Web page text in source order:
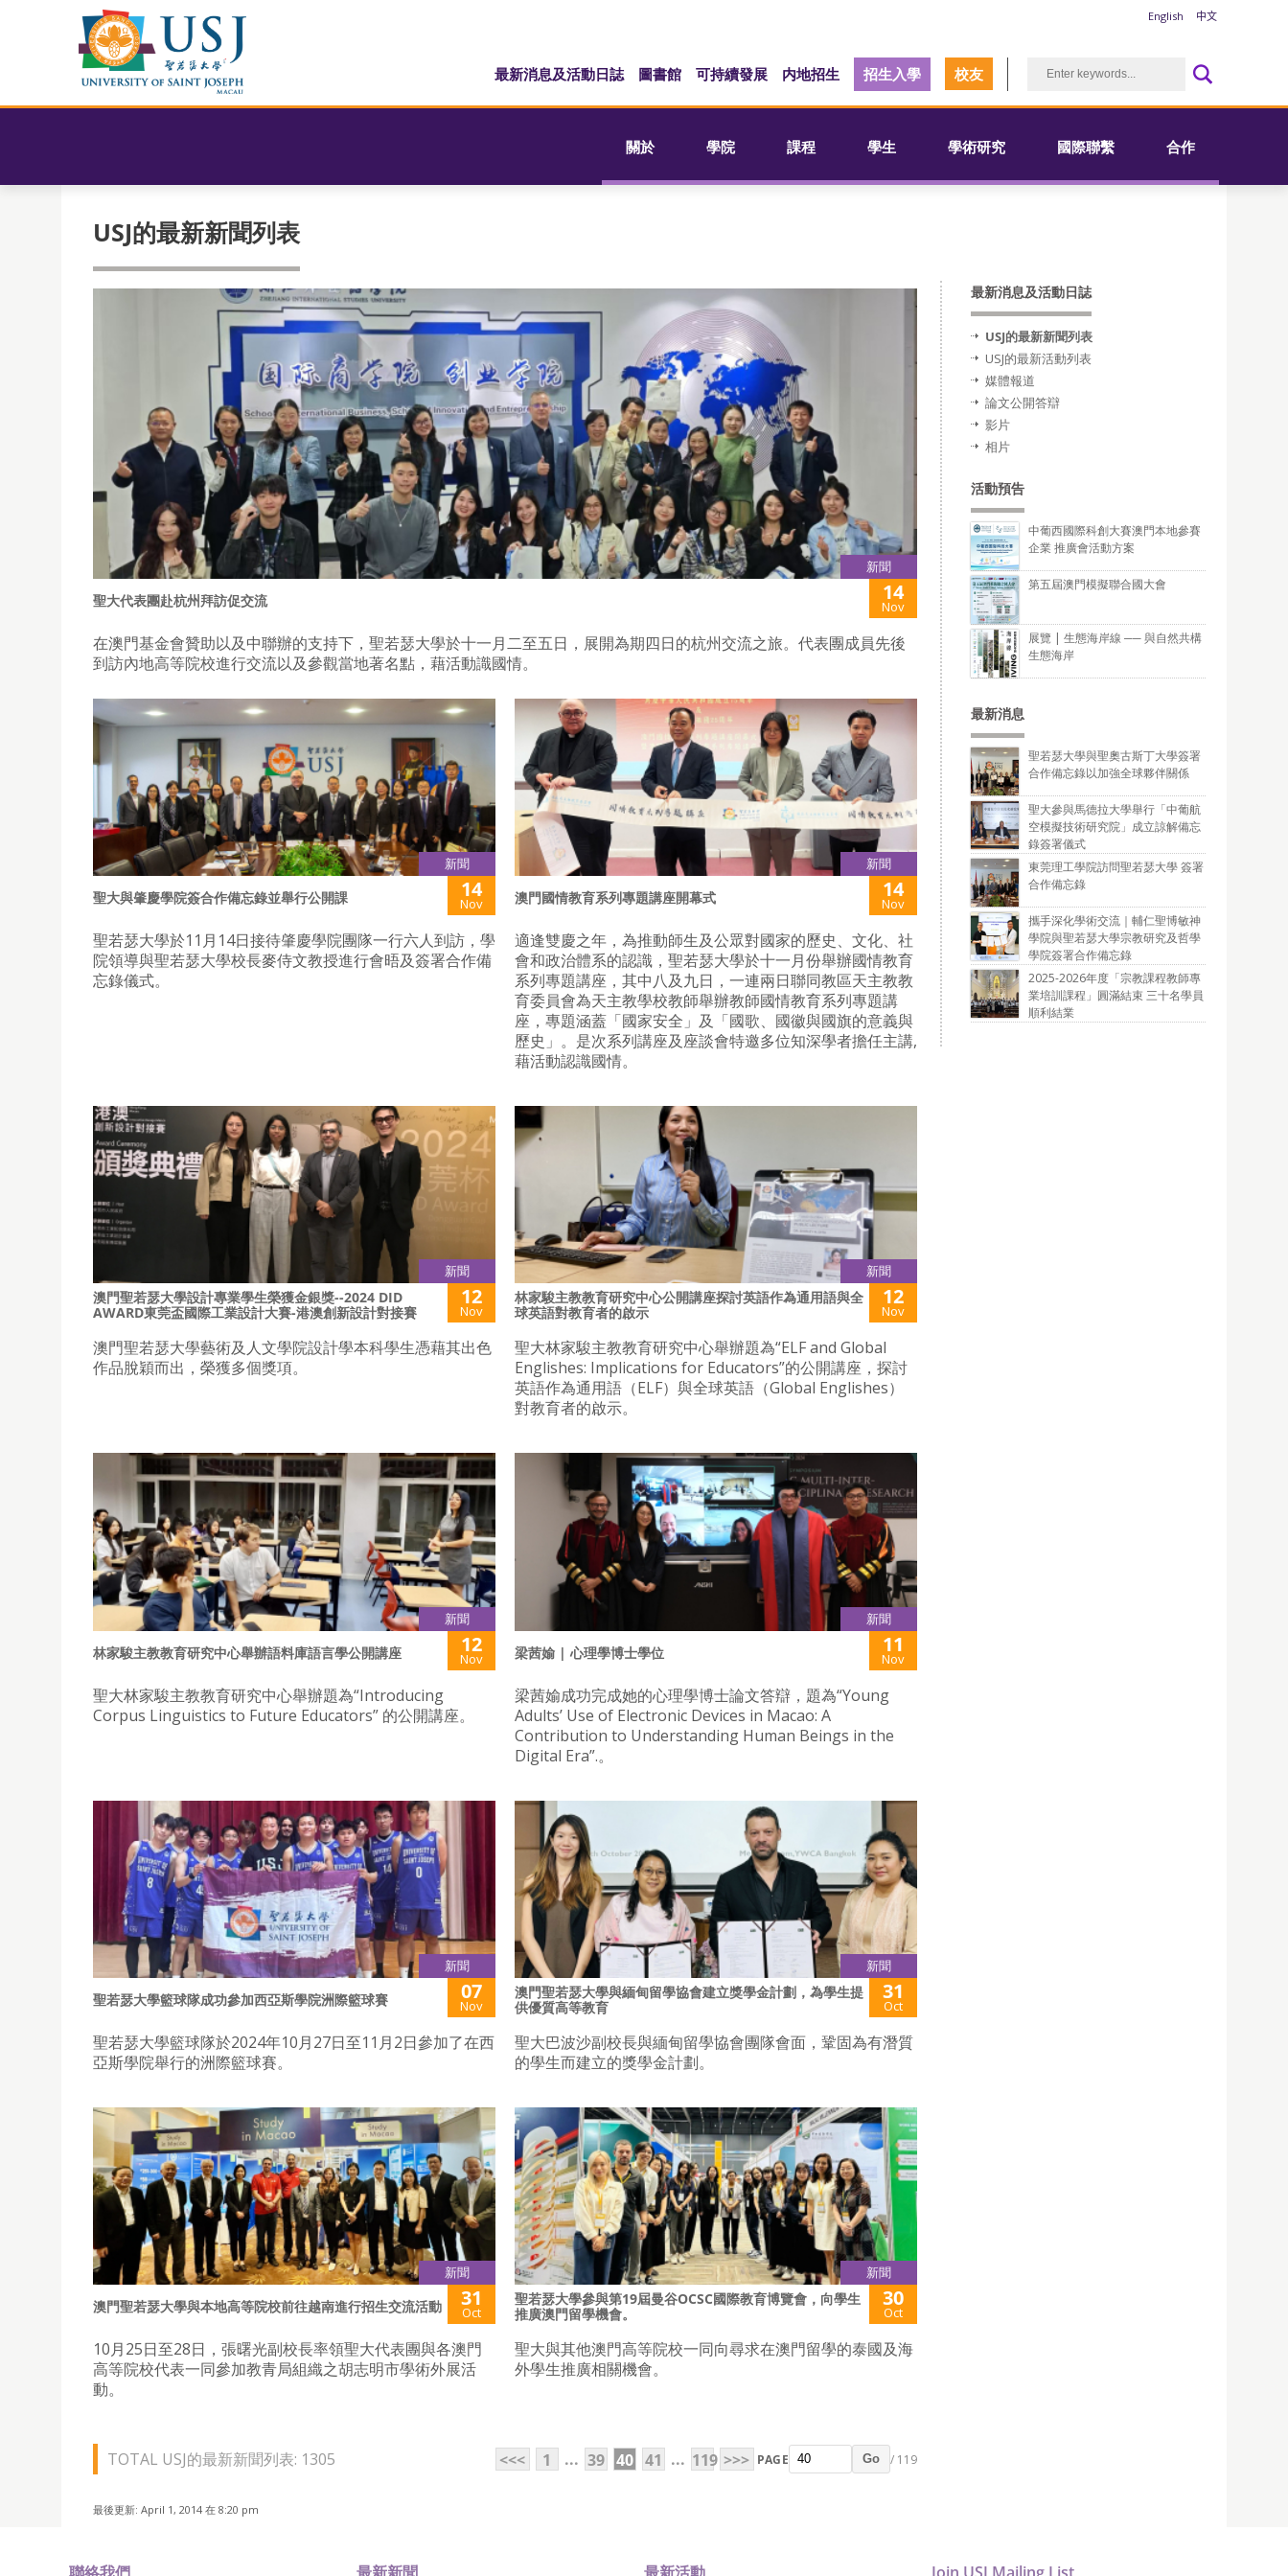
English 中文
最新消息及活動日誌 圖書館 可持續發展 内地招生 招生入學 校友
關於 學院 課程 學生 學術研究 國際聯繫 合作
USJ的最新新聞列表
新聞
聖大代表團赴杭州拜訪促交流 14
Nov
在澳門基金會贊助以及中聯辦的支持下，聖若瑟大學於十一月二至五日，展開為期四日的杭州交流之旅。代表團成員先後
到訪內地高等院校進行交流以及參觀當地著名點，藉活動識國情。
新聞
聖大與肇慶學院簽合作備忘錄並舉行公開課 14
Nov
聖若瑟大學於11月14日接待肇慶學院團隊一行六人到訪，學
院領導與聖若瑟大學校長麥侍文教授進行會晤及簽署合作備
忘錄儀式。
新聞
澳門國情教育系列專題講座開幕式 14
Nov
適逢雙慶之年，為推動師生及公眾對國家的歷史、文化、社
會和政治體系的認識，聖若瑟大學於十一月份舉辦國情教育
系列專題講座，其中八及九日，一連兩日聯同教區天主教教
育委員會為天主教學校教師舉辦教師國情教育系列專題講
座，專題涵蓋「國家安全」及「國歌、國徽與國旗的意義與
歷史」。是次系列講座及座談會特邀多位知深學者擔任主講,
藉活動認識國情。
新聞
澳門聖若瑟大學設計專業學生榮獲金銀獎--2024 DID
AWARD東莞盃國際工業設計大賽-港澳創新設計對接賽
12
Nov
澳門聖若瑟大學藝術及人文學院設計學本科學生憑藉其出色
作品脫穎而出，榮獲多個獎項。
新聞
林家駿主教教育研究中心公開講座探討英語作為通用語與全
球英語對教育者的啟示
12
Nov
聖大林家駿主教教育研究中心舉辦題為“ELF and Global
Englishes: Implications for Educators”的公開講座，探討
英語作為通用語（ELF）與全球英語（Global Englishes）
對教育者的啟示。
新聞
林家駿主教教育研究中心舉辦語料庫語言學公開講座 12
Nov
聖大林家駿主教教育研究中心舉辦題為“Introducing
Corpus Linguistics to Future Educators” 的公開講座。
新聞
梁茜媮 | 心理學博士學位 11
Nov
梁茜媮成功完成她的心理學博士論文答辯，題為“Young
Adults’ Use of Electronic Devices in Macao: A
Contribution to Understanding Human Beings in the
Digital Era”.。
新聞
聖若瑟大學籃球隊成功參加西亞斯學院洲際籃球賽 07
Nov
聖若瑟大學籃球隊於2024年10月27日至11月2日參加了在西
亞斯學院舉行的洲際籃球賽。
新聞
澳門聖若瑟大學與緬甸留學協會建立獎學金計劃，為學生提
供優質高等教育
31
Oct
聖大巴波沙副校長與緬甸留學協會團隊會面，鞏固為有潛質
的學生而建立的獎學金計劃。
新聞
澳門聖若瑟大學與本地高等院校前往越南進行招生交流活動 31
Oct
10月25日至28日，張曙光副校長率領聖大代表團與各澳門
高等院校代表一同參加教青局組織之胡志明市學術外展活
動。
新聞
聖若瑟大學參與第19屆曼谷OCSC國際教育博覽會，向學生
推廣澳門留學機會。
30
Oct
聖大與其他澳門高等院校一同向尋求在澳門留學的泰國及海
外學生推廣相關機會。
TOTAL USJ的最新新聞列表: 1305 <<< 1 ... 39 40 41 ... 119 >>> PAGE Go / 119
最後更新: April 1, 2014 在 8:20 pm
最新消息及活動日誌
USJ的最新新聞列表
USJ的最新活動列表
媒體報道
論文公開答辯
影片
相片
活動預告
中葡西國際科創大賽澳門本地參賽
企業 推廣會活動方案
第五屆澳門模擬聯合國大會
展覽 | 生態海岸線 ── 與自然共構
生態海岸
最新消息
聖若瑟大學與聖奧古斯丁大學簽署
合作備忘錄以加強全球夥伴關係
聖大參與馬德拉大學舉行「中葡航
空模擬技術研究院」成立諒解備忘
錄簽署儀式
東莞理工學院訪問聖若瑟大學 簽署
合作備忘錄
攜手深化學術交流｜輔仁聖博敏神
學院與聖若瑟大學宗教研究及哲學
學院簽署合作備忘錄
2025-2026年度「宗教課程教師專
業培訓課程」圓滿結束 三十名學員
順利結業